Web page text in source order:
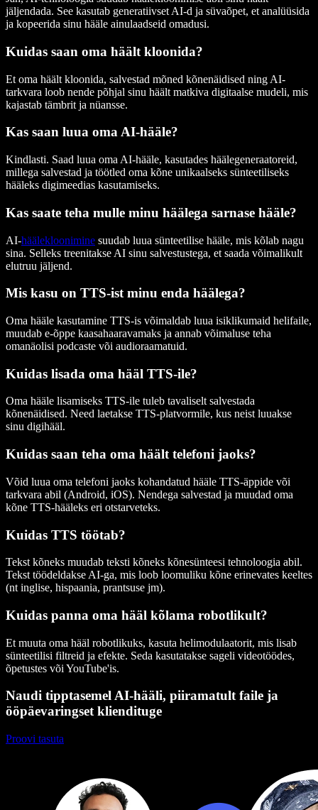
jäljendada. See kasutab generatiivset AI-d ja süvaõpet, et analüüsida
ja kopeerida sinu hääle ainulaadseid omadusi.
Kuidas saan oma häält kloonida?
Et oma häält kloonida, salvestad mõned kõnenäidised ning AI-
tarkvara loob nende põhjal sinu häält matkiva digitaalse mudeli, mis
kajastab tämbrit ja nüansse.
Kas saan luua oma AI-hääle?
Kindlasti. Saad luua oma AI-hääle, kasutades häälegeneraatoreid,
millega salvestad ja töötled oma kõne unikaalseks sünteetiliseks
hääleks digimeedias kasutamiseks.
Kas saate teha mulle minu häälega sarnase hääle?
AI-häälekloonimine suudab luua sünteetilise hääle, mis kõlab nagu
sina. Selleks treenitakse AI sinu salvestustega, et saada võimalikult
elutruu jäljend.
Mis kasu on TTS-ist minu enda häälega?
Oma hääle kasutamine TTS-is võimaldab luua isiklikumaid helifaile,
muudab e-õppe kaasahaaravamaks ja annab võimaluse teha
omanäolisi podcaste või audioraamatuid.
Kuidas lisada oma hääl TTS-ile?
Oma hääle lisamiseks TTS-ile tuleb tavaliselt salvestada
kõnenäidised. Need laetakse TTS-platvormile, kus neist luuakse
sinu digihääl.
Kuidas saan teha oma häält telefoni jaoks?
Võid luua oma telefoni jaoks kohandatud hääle TTS-äppide või
tarkvara abil (Android, iOS). Nendega salvestad ja muudad oma
kõne TTS-hääleks eri otstarveteks.
Kuidas TTS töötab?
Tekst kõneks muudab teksti kõneks kõnesünteesi tehnoloogia abil.
Tekst töödeldakse AI-ga, mis loob loomuliku kõne erinevates keeltes
(nt inglise, hispaania, prantsuse jm).
Kuidas panna oma hääl kõlama robotlikult?
Et muuta oma hääl robotlikuks, kasuta helimodulaatorit, mis lisab
sünteetilisi filtreid ja efekte. Seda kasutatakse sageli videotöödes,
õpetustes või YouTube'is.
Naudi tipptasemel AI-hääli, piiramatult faile ja
ööpäevaringset kliendituge
Proovi tasuta